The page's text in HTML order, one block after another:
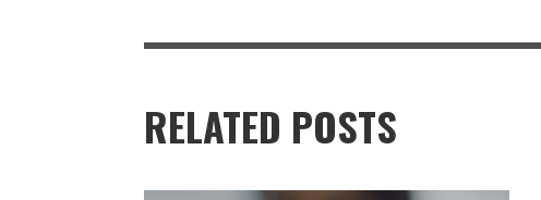
RELATED POSTS